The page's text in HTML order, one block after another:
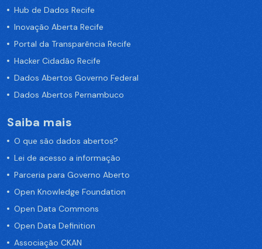
Hub de Dados Recife
Inovação Aberta Recife
Portal da Transparência Recife
Hacker Cidadão Recife
Dados Abertos Governo Federal
Dados Abertos Pernambuco
Saiba mais
O que são dados abertos?
Lei de acesso a informação
Parceria para Governo Aberto
Open Knowledge Foundation
Open Data Commons
Open Data Definition
Associação CKAN